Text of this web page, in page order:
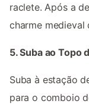
raclete. Após a
charme medieval
5. Suba ao Topo
Suba à estação
para o comboio